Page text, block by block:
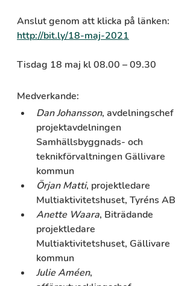
Anslut genom att klicka på länken:
http://bit.ly/18-maj-2021
Tisdag 18 maj kl 08.00 – 09.30
Medverkande:
Dan Johansson, avdelningschef
projektavdelningen
Samhällsbyggnads- och
teknikförvaltningen Gällivare
kommun
Örjan Matti, projektledare
Multiaktivitetshuset, Tyréns AB
Anette Waara, Biträdande
projektledare
Multiaktivitetshuset, Gällivare
kommun
Julie Améen,